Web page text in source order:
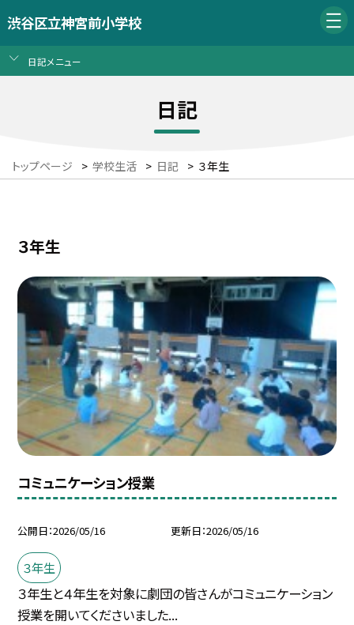
渋谷区立神宮前小学校
日記メニュー
日記
トップページ > 学校生活 > 日記 > ３年生
３年生
コミュニケーション授業
公開日 2026/05/16 更新日 2026/05/16
３年生
３年生と４年生を対象に劇団の皆さんがコミュニケーション
授業を開いてくださいました...